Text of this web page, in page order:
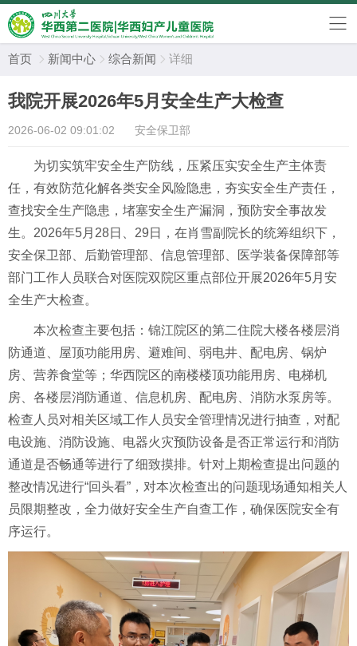
首页  新闻中心  综合新闻  详细
我院开展2026年5月安全生产大检查
2026-06-02 09:01:02 安全保卫部
为切实筑牢安全生产防线，压紧压实安全生产主体责
任，有效防范化解各类安全风险隐患，夯实安全生产责任，
查找安全生产隐患，堵塞安全生产漏洞，预防安全事故发
生。2026年5月28日、29日，在肖雪副院长的统筹组织下，
安全保卫部、后勤管理部、信息管理部、医学装备保障部等
部门工作人员联合对医院双院区重点部位开展2026年5月安
全生产大检查。
本次检查主要包括：锦江院区的第二住院大楼各楼层消
防通道、屋顶功能用房、避难间、弱电井、配电房、锅炉
房、营养食堂等；华西院区的南楼楼顶功能用房、电梯机
房、各楼层消防通道、信息机房、配电房、消防水泵房等。
检查人员对相关区域工作人员安全管理情况进行抽查，对配
电设施、消防设施、电器火灾预防设备是否正常运行和消防
通道是否畅通等进行了细致摸排。针对上期检查提出问题的
整改情况进行“回头看”，对本次检查出的问题现场通知相关人
员限期整改，全力做好安全生产自查工作，确保医院安全有
序运行。